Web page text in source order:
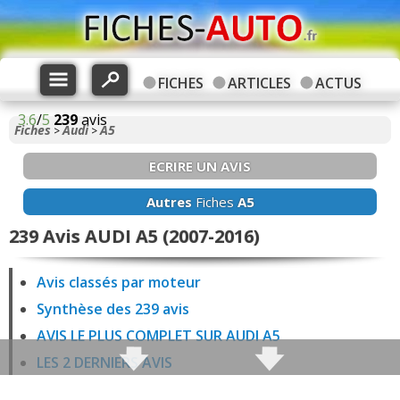
FICHES ARTICLES
ACTUS
3.6/5 239avis
Fiches >Audi>A5
ECRIRE UN AVIS
AutresFiches A5
239 Avis AUDI A5 (2007-2016)
Avis classés par moteur
Synthèse des 239 avis
AVIS LE PLUS COMPLET SUR AUDI A5
LES 2 DERNIERS AVIS